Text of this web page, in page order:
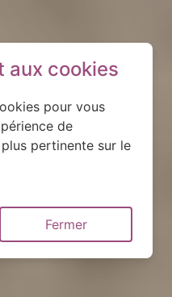
aux cookies
pour vous
de
pertinente sur le
Fermer